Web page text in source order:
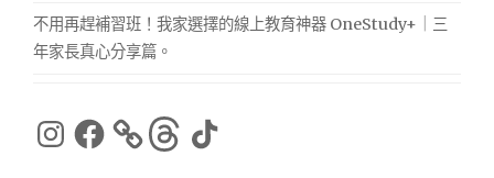
不用再趕補習班！我家選擇的線上教育神器 OneStudy+｜三
年家長真心分享篇。
Instagram
Facebook ThreadsTikTok